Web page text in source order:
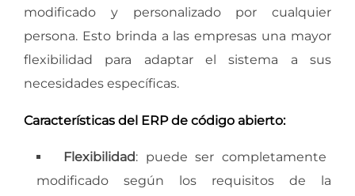
modificado y personalizado por cualquier
persona. Esto brinda a las empresas una mayor
flexibilidad para adaptar el sistema a sus
necesidades específicas.
Características del ERP de código abierto:
Flexibilidad: puede ser completamente
modificado según los requisitos de la